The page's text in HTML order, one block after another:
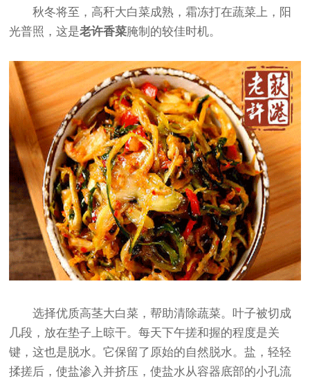
秋冬将至，高秆大白菜成熟，霜冻打在蔬菜上，阳
光普照，这是老许香菜腌制的较佳时机。
选择优质高茎大白菜，帮助清除蔬菜。叶子被切成
几段，放在垫子上晾干。每天下午搓和握的程度是关
键，这也是脱水。它保留了原始的自然脱水。盐，轻轻
揉搓后，使盐渗入并挤压，使盐水从容器底部的小孔流